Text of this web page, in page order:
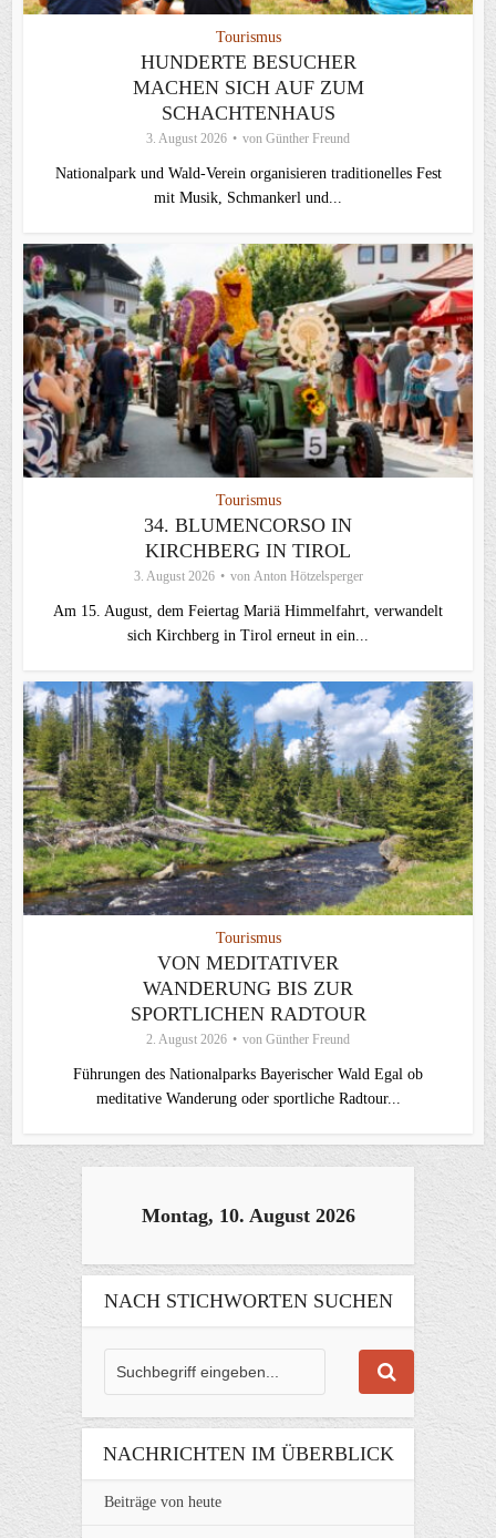
Tourismus
HUNDERTE BESUCHER
MACHEN SICH AUF ZUM
SCHACHTENHAUS
3. August 2026 von Günther Freund
Nationalpark und Wald-Verein organisieren traditionelles Fest
mit Musik, Schmankerl und...
Tourismus
34. BLUMENCORSO IN
KIRCHBERG IN TIROL
3. August 2026 von Anton Hötzelsperger
Am 15. August, dem Feiertag Mariä Himmelfahrt, verwandelt
sich Kirchberg in Tirol erneut in ein...
Tourismus
VON MEDITATIVER
WANDERUNG BIS ZUR
SPORTLICHEN RADTOUR
2. August 2026 von Günther Freund
Führungen des Nationalparks Bayerischer Wald Egal ob
meditative Wanderung oder sportliche Radtour...
Montag, 10. August 2026
NACH STICHWORTEN SUCHEN
NACHRICHTEN IM ÜBERBLICK
Beiträge von heute